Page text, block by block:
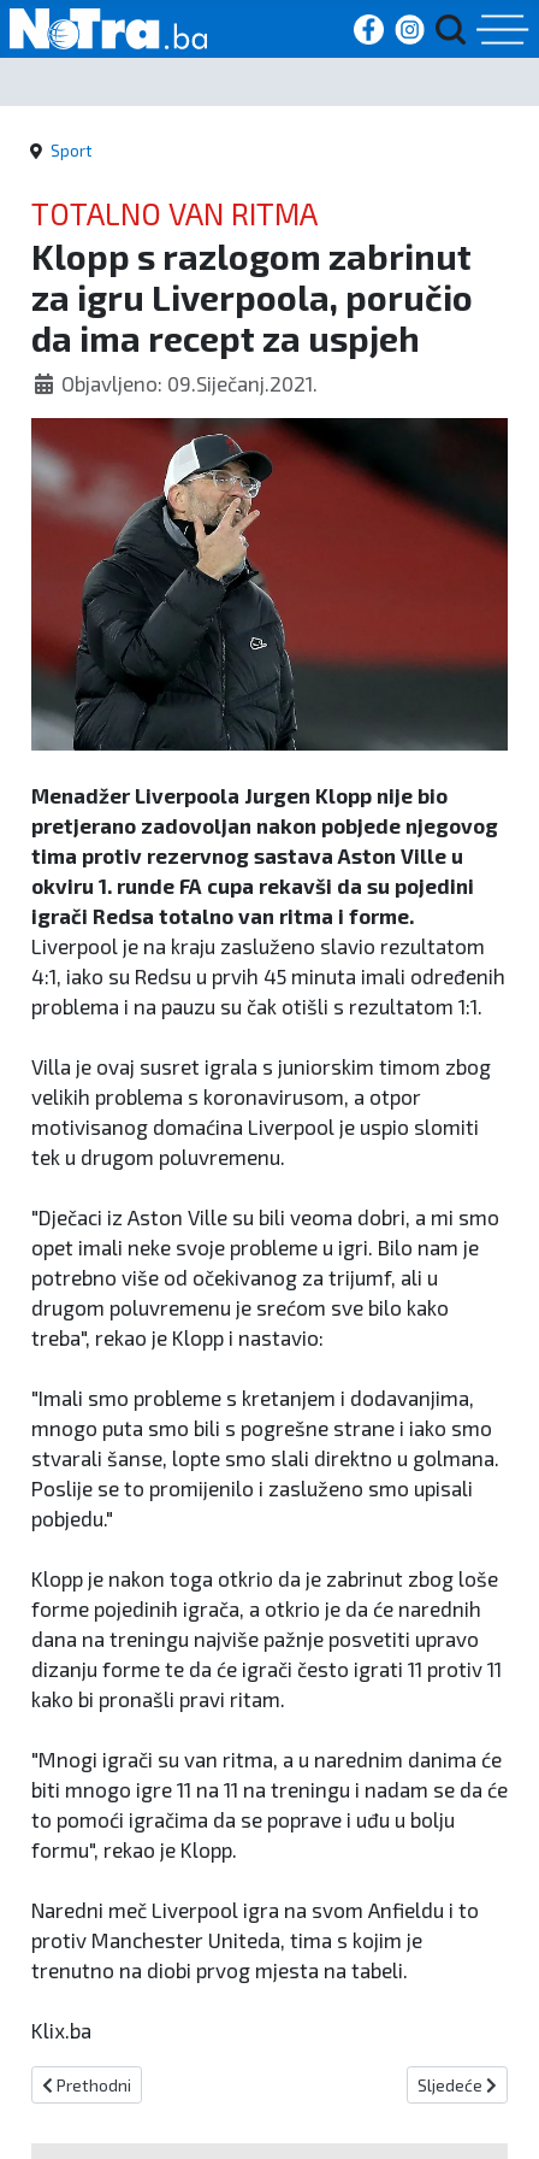
Početna
Vijesti
Sport
Kultura
Crna
kronika
Politika
Zanimljivosti
Sport
TOTALNO VAN RITMA
Klopp s razlogom zabrinut
za igru Liverpoola, poručio
da ima recept za uspjeh
Objavljeno: 09.Siječanj.2021.
Menadžer Liverpoola Jurgen Klopp nije bio
pretjerano zadovoljan nakon pobjede njegovog
tima protiv rezervnog sastava Aston Ville u
okviru 1. runde FA cupa rekavši da su pojedini
igrači Redsa totalno van ritma i forme.
Liverpool je na kraju zasluženo slavio rezultatom
4:1, iako su Redsu u prvih 45 minuta imali određenih
problema i na pauzu su čak otišli s rezultatom 1:1.
Villa je ovaj susret igrala s juniorskim timom zbog
velikih problema s koronavirusom, a otpor
motivisanog domaćina Liverpool je uspio slomiti
tek u drugom poluvremenu.
"Dječaci iz Aston Ville su bili veoma dobri, a mi smo
opet imali neke svoje probleme u igri. Bilo nam je
potrebno više od očekivanog za trijumf, ali u
drugom poluvremenu je srećom sve bilo kako
treba", rekao je Klopp i nastavio:
"Imali smo probleme s kretanjem i dodavanjima,
mnogo puta smo bili s pogrešne strane i iako smo
stvarali šanse, lopte smo slali direktno u golmana.
Poslije se to promijenilo i zasluženo smo upisali
pobjedu."
Klopp je nakon toga otkrio da je zabrinut zbog loše
forme pojedinih igrača, a otkrio je da će narednih
dana na treningu najviše pažnje posvetiti upravo
dizanju forme te da će igrači često igrati 11 protiv 11
kako bi pronašli pravi ritam.
"Mnogi igrači su van ritma, a u narednim danima će
biti mnogo igre 11 na 11 na treningu i nadam se da će
to pomoći igračima da se poprave i uđu u bolju
formu", rekao je Klopp.
Naredni meč Liverpool igra na svom Anfieldu i to
protiv Manchester Uniteda, tima s kojim je
trenutno na diobi prvog mjesta na tabeli.
Klix.ba
Prethodni članak: Odlična partija Bogdanovića u pobjedi nad
Prethodni Sljedeći
Sljedeće